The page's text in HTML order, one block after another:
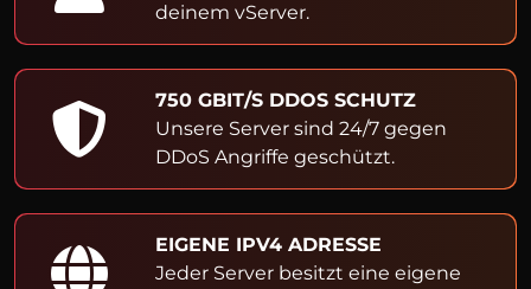
deinem vServer.
750 GBIT/S DDOS SCHUTZ
Unsere Server sind 24/7 gegen
DDoS Angriffe geschützt.
EIGENE IPV4 ADRESSE
Jeder Server besitzt eine eigene